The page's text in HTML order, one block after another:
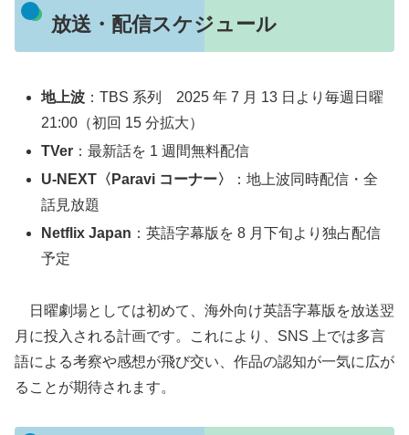
放送・配信スケジュール
地上波 ：TBS 系列 2025 年 7 月 13 日より毎週日曜
21:00（初回 15 分拡大）
TVer ：最新話を 1 週間無料配信
U-NEXT〈Paravi コーナー〉
：地上波同時配信・全
話見放題
Netflix Japan ：英語字幕版を 8 月下旬より独占配信
予定
日曜劇場としては初めて、海外向け英語字幕版を放送翌
月に投入される計画です。これにより、SNS 上では多言
語による考察や感想が飛び交い、作品の認知が一気に広が
ることが期待されます。